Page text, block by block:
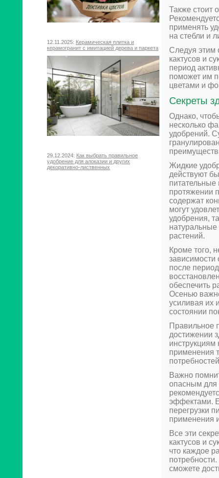
12.11.2025: Керамическая плитка и
керамогранит с имитацией дерева и паркета
29.12.2024: Как выбрать правильное
удобрение для алоказии и других
декоративно-лиственных
Также стоит
применять
на стебли и
Следуя этим
кактусов и
период
поможет им
цветами и
Секреты
Однако,
несколько
удобрений.
Жидкие
действуют
питательные
протяжении
содержат
могут
удобрения,
натуральные
растений.
Кроме того,
зависимости
после
обеспечить
Осенью
усиливая их
состоянии
Правильное
достижении
инструкциям
применения
Важно
опасным для
эффектами.
перегрузки
применения
Все эти
кактусов и
что каждое
сможете